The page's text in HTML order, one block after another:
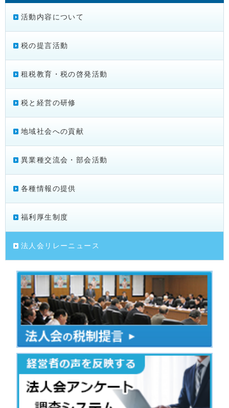
活動内容について
税の提言活動
租税教育・税の啓発活動
税と経営の研修
地域社会への貢献
異業種交流会・部会活動
各種情報の提供
福利厚生制度
法人会リレーニュース